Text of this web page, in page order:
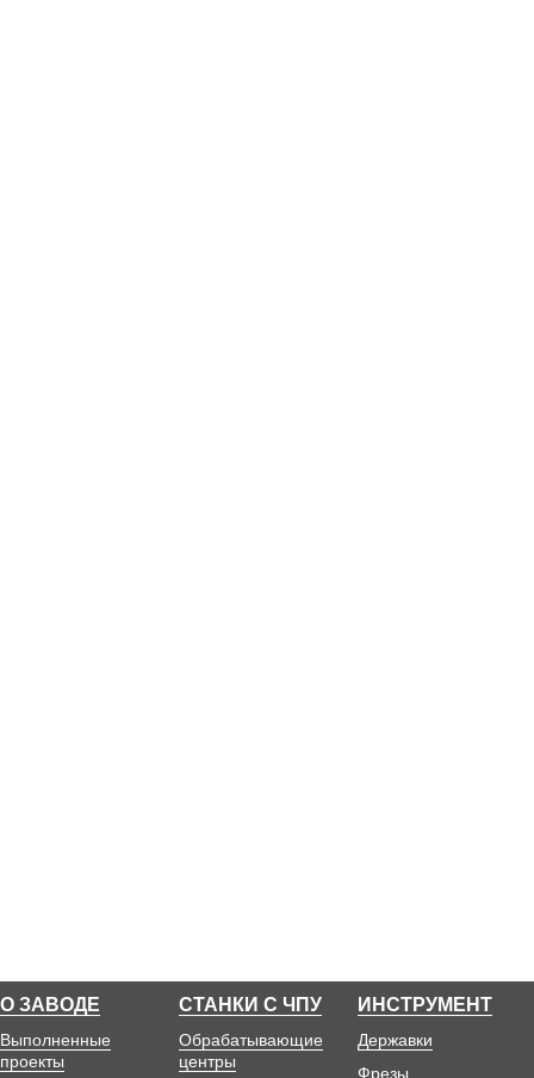
О ЗАВОДЕ
Выполненные
проекты
СТАНКИ С ЧПУ
Обрабатывающие
центры
ИНСТРУМЕНТ
Державки
Фрезы